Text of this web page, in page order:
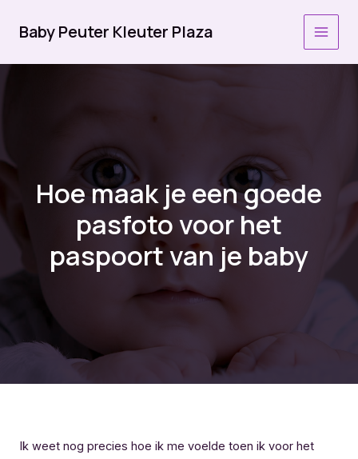
naar
inhoud
Baby Peuter Kleuter Plaza
Hoe maak je een goede
pasfoto voor het
paspoort van je baby
Ik weet nog precies hoe ik me voelde toen ik voor het